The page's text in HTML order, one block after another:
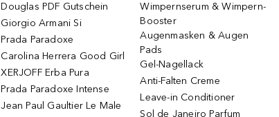
Douglas PDF Gutschein
Giorgio Armani Si
Prada Paradoxe
Carolina Herrera Good Girl
XERJOFF Erba Pura
Prada Paradoxe Intense
Jean Paul Gaultier Le Male
Wimpernserum & Wimpern-
Booster
Augenmasken & Augen
Pads
Gel-Nagellack
Anti-Falten Creme
Leave-in Conditioner
Sol de Janeiro Parfum